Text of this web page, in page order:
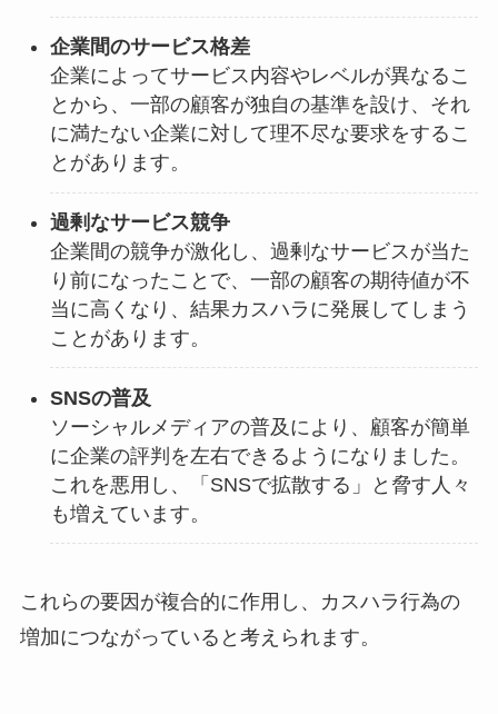
企業間のサービス格差
企業によってサービス内容やレベルが異なるこ
とから、一部の顧客が独自の基準を設け、それ
に満たない企業に対して理不尽な要求をするこ
とがあります。
過剰なサービス競争
企業間の競争が激化し、過剰なサービスが当た
り前になったことで、一部の顧客の期待値が不
当に高くなり、結果カスハラに発展してしまう
ことがあります。
SNSの普及
ソーシャルメディアの普及により、顧客が簡単
に企業の評判を左右できるようになりました。
これを悪用し、「SNSで拡散する」と脅す人々
も増えています。
これらの要因が複合的に作用し、カスハラ行為の
増加につながっていると考えられます。